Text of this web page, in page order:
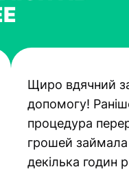
Щиро вдячний
допомогу!
процедура
грошей займала
декілька годин